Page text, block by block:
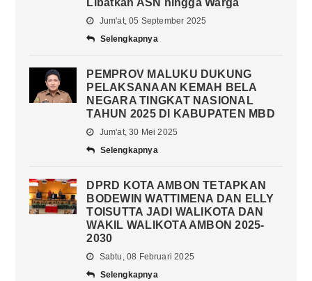
Libatkan ASN hingga Warga
Jum'at, 05 September 2025
Selengkapnya
PEMPROV MALUKU DUKUNG
PELAKSANAAN KEMAH BELA
NEGARA TINGKAT NASIONAL
TAHUN 2025 DI KABUPATEN MBD
Jum'at, 30 Mei 2025
Selengkapnya
DPRD KOTA AMBON TETAPKAN
BODEWIN WATTIMENA DAN ELLY
TOISUTTA JADI WALIKOTA DAN
WAKIL WALIKOTA AMBON 2025-
2030
Sabtu, 08 Februari 2025
Selengkapnya